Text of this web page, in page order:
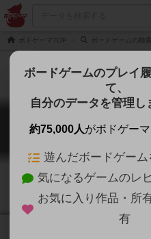
ボドゲーマTOP ボードゲームの検索
ユーコ
ボードゲームのプレイ
て、
自分のデータを管理し
約75,000人がボドゲーマ
遊んだボードゲーム
気になるゲームのレ
お気に入り作品・所
有